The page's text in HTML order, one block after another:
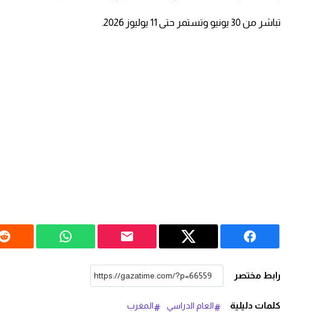
تباشر من 30 يونيو وتستمر حتى 11 يوليوز 2026.
رابط مختصر
كلمات دليلية العام الدراسي المغرب